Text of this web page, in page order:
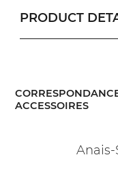
PRODUCT
ACCESSOIRES
Anais-